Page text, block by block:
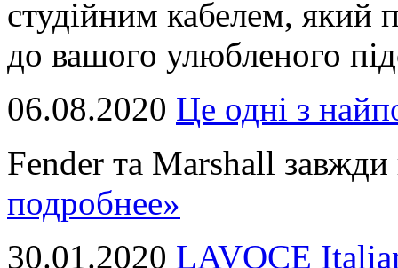
студійним кабелем, який
до вашого улюбленого
06.08.2020 Це однi з
Fender та Marshall завжди
подробнее»
30.01.2020 LAVOCE